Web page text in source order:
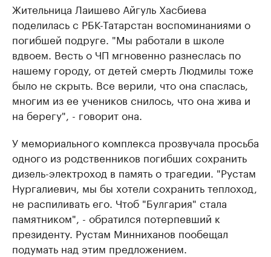
Жительница Лаишево Айгуль Хасбиева
поделилась с РБК-Татарстан воспоминаниями о
погибшей подруге. "Мы работали в школе
вдвоем. Весть о ЧП мгновенно разнеслась по
нашему городу, от детей смерть Людмилы тоже
было не скрыть. Все верили, что она спаслась,
многим из ее учеников снилось, что она жива и
на берегу", - говорит она.
У мемориального комплекса прозвучала просьба
одного из родственников погибших сохранить
дизель-электроход в память о трагедии. "Рустам
Нургалиевич, мы бы хотели сохранить теплоход,
не распиливать его. Чтоб "Булгария" стала
памятником", - обратился потерпевший к
президенту. Рустам Минниханов пообещал
подумать над этим предложением.